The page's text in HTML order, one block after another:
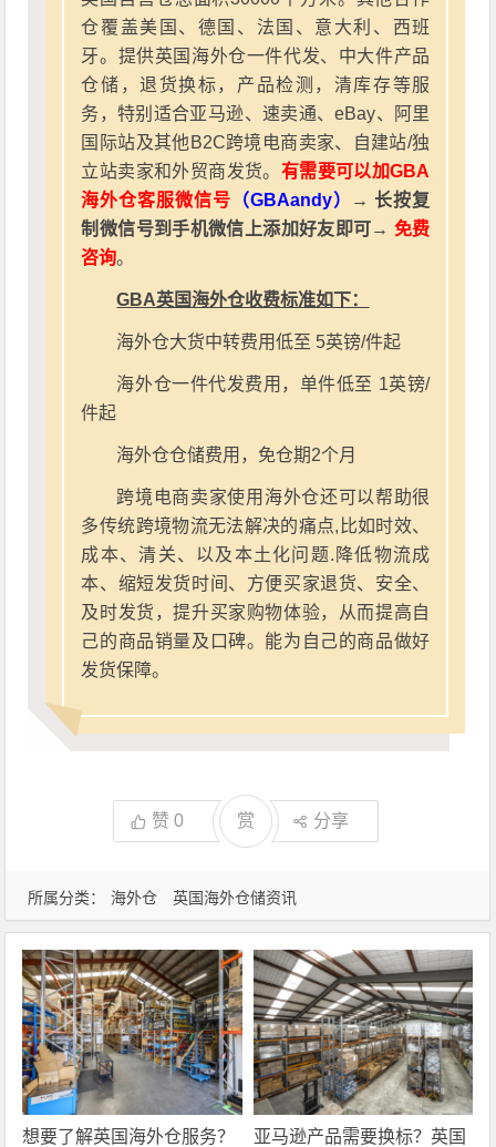
所属分类： 海外仓 英国海外仓储资讯
仓覆盖美国、德国、法国、意大利、西班
牙。提供英国海外仓一件代发、中大件产品
仓储，退货换标，产品检测，清库存等服
务，特别适合亚马逊、速卖通、eBay、阿里
国际站及其他B2C跨境电商卖家、自建站/独
立站卖家和外贸商发货。 有需要可以加GBA
海外仓客服微信号 （GBAandy）
→ 长按复
制微信号到手机微信上添加好友即可→ 免费
咨询。
GBA英国海外仓收费标准如下：
海外仓大货中转费用低至 5英镑/件起
海外仓一件代发费用，单件低至 1英镑/
件起
海外仓仓储费用，免仓期2个月
跨境电商卖家使用海外仓还可以帮助很
多传统跨境物流无法解决的痛点,比如时效、
成本、清关、以及本土化问题.降低物流成
本、缩短发货时间、方便买家退货、安全、
及时发货，提升买家购物体验，从而提高自
己的商品销量及口碑。能为自己的商品做好
发货保障。
赞0 赏 分享
想要了解英国海外仓服务？
亚马逊产品需要换标？英国